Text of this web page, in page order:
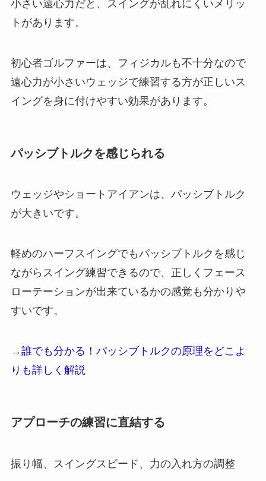
小さい遠心力だと、スイングが乱れにくいメリッ
トがあります。
初心者ゴルファーは、フィジカルも不十分なので
遠心力が小さいウェッジで練習する方が正しいス
イングを身に付けやすい効果があります。
パッシブトルクを感じられる
ウェッジやショートアイアンは、パッシブトルク
が大きいです。
軽めのハーフスイングでもパッシブトルクを感じ
ながらスイング練習できるので、正しくフェース
ローテーションが出来ているかの感覚も分かりや
すいです。
→誰でも分かる！パッシブトルクの原理をどこよ
りも詳しく解説
アプローチの練習に直結する
振り幅、スイングスピード、力の入れ方の調整